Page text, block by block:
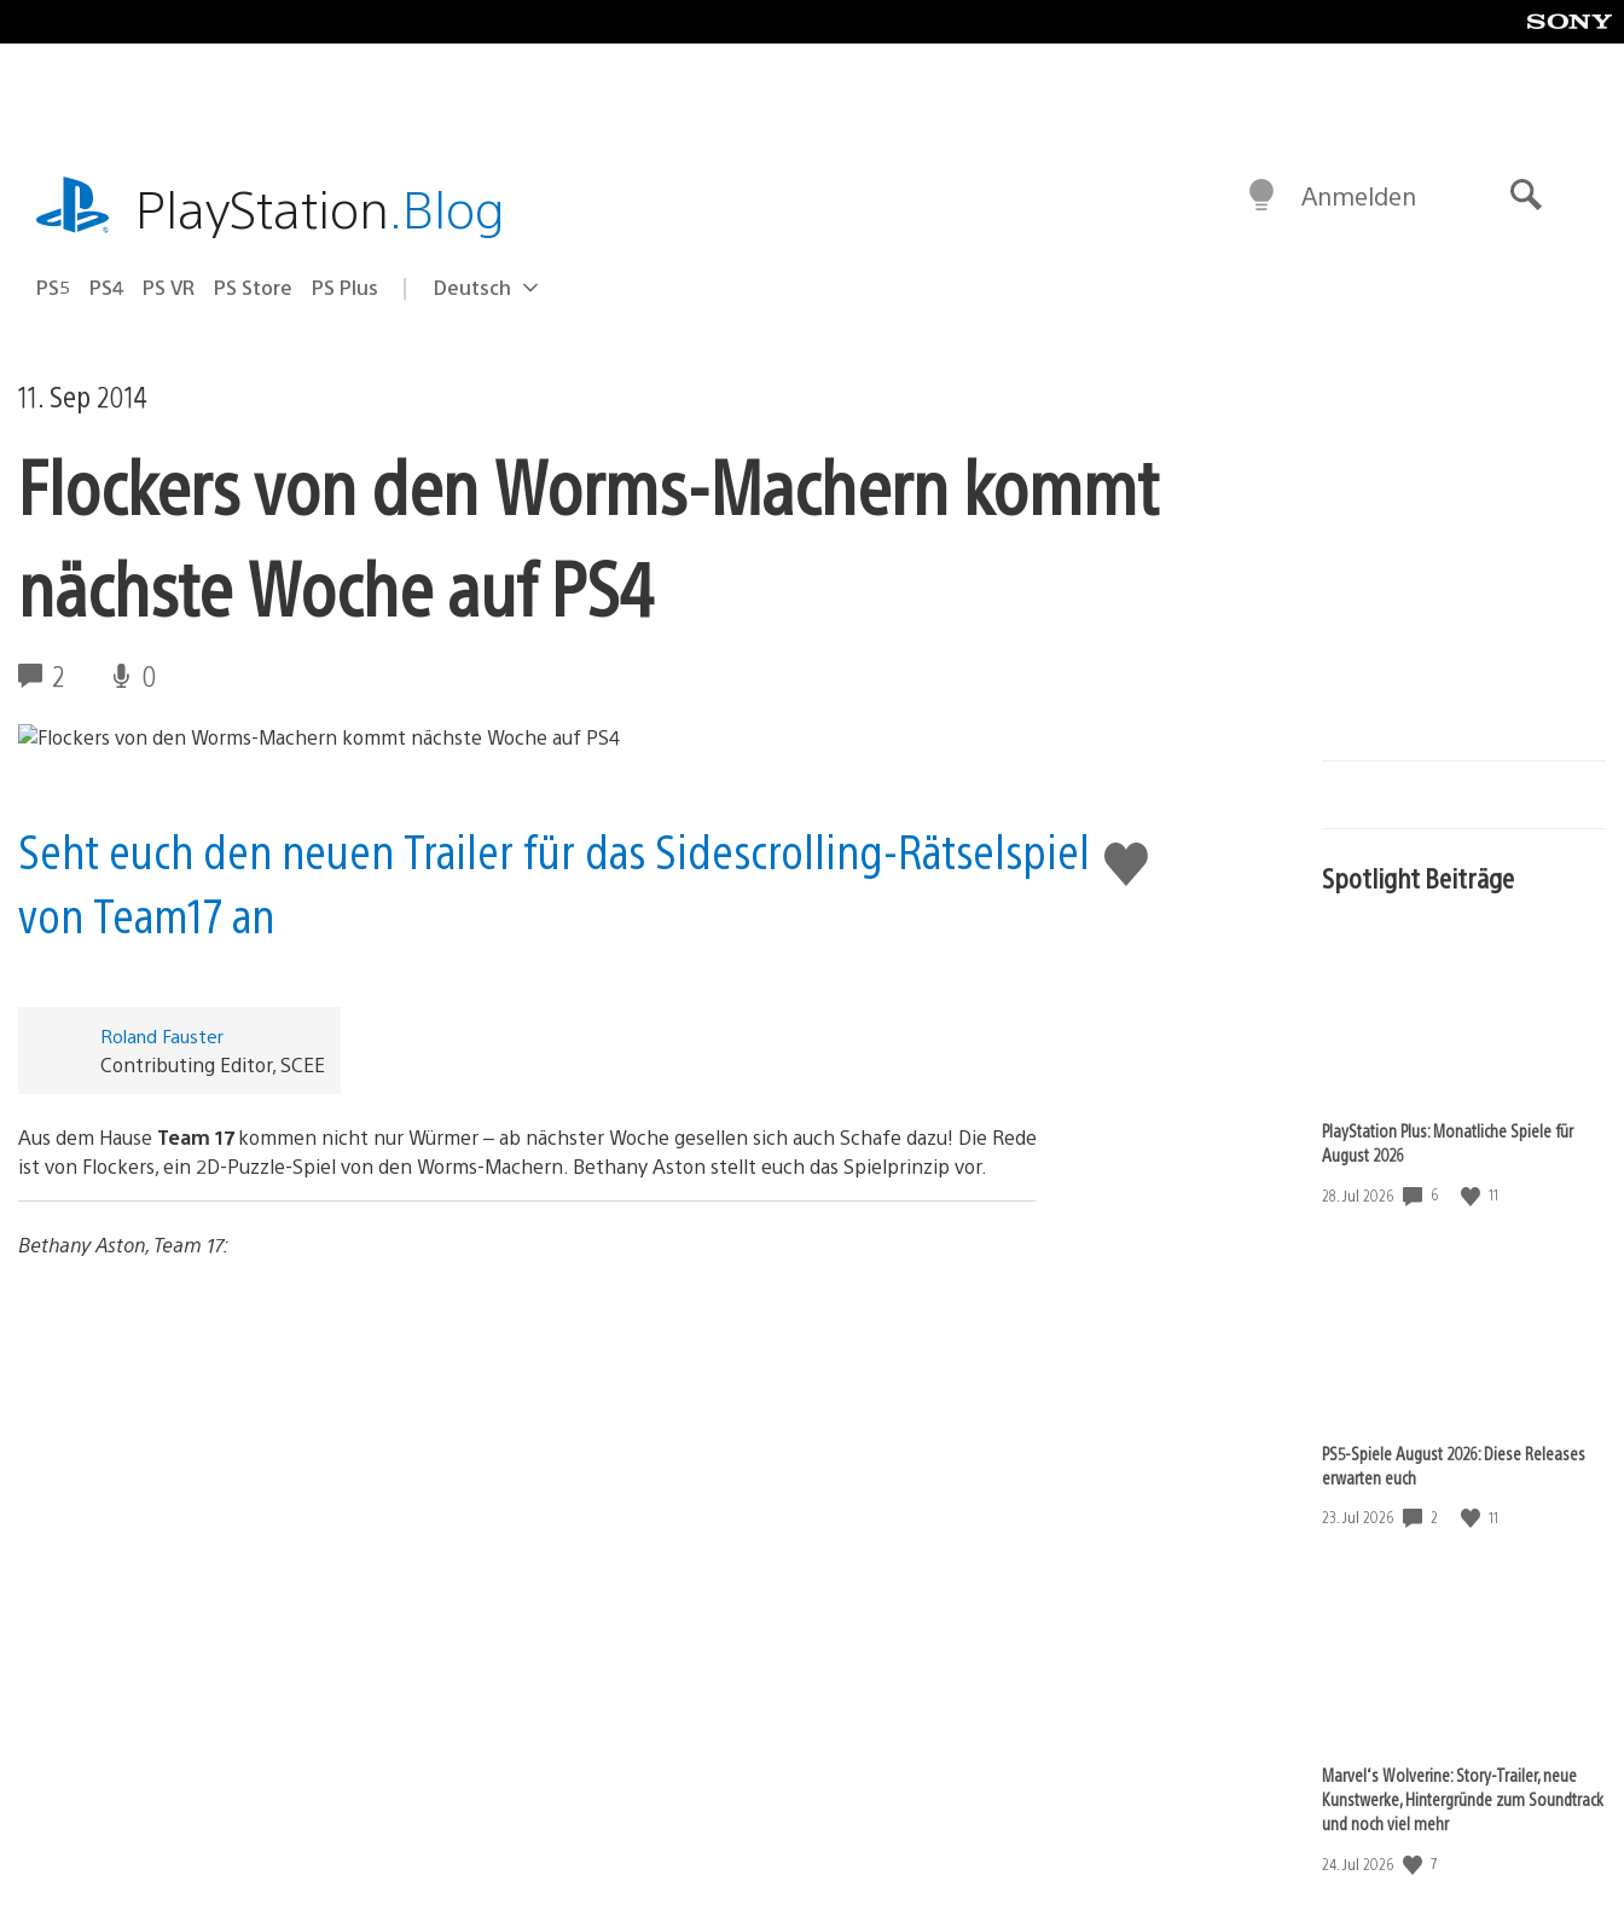
Inhalt
playstation.comPlayStation.Blog
PS5 PS4 PS VR PS Store PS Plus Select
Aktuelle
Deutsch
Anmelden
11. Sep 2014
Flockers von den Worms-Machern kommt
nächste Woche auf PS4
2 0
Gefällt
mir
Seht euch den neuen Trailer für das Sidescrolling-Rätselspiel
von Team17 an
Roland Fauster
Contributing Editor, SCEE
Aus dem Hause Team 17kommen nicht nur Würmer – ab nächster Woche gesellen sich auch Schafe dazu! Die Rede
ist von Flockers, ein 2D-Puzzle-Spiel von den Worms-Machern. Bethany Aston stellt euch das Spielprinzip vor.
Bethany Aston, Team 17:
Spotlight Beiträge
PlayStation Plus: Monatliche Spiele für
August 2026
Veröffentlichungsdatum:
28. Jul 2026 6 11
PS5-Spiele August 2026: Diese Releases
erwarten euch
Veröffentlichungsdatum:
23. Jul 2026 2 11
Marvel‘s Wolverine: Story-Trailer, neue
Kunstwerke, Hintergründe zum Soundtrack
und noch viel mehr
Veröffentlichungsdatum:
24. Jul 2026 7